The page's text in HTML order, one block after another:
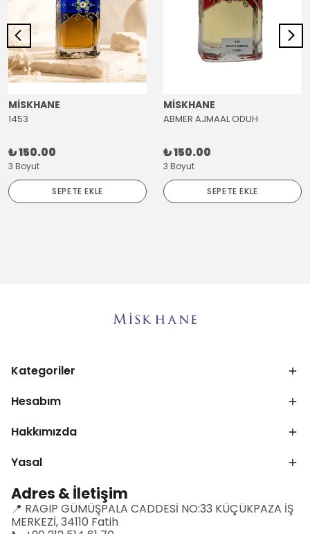
MİSKHANE
1453
₺ 150.00
3 Boyut
SEPETE EKLE
MİSKHANE
ABMER AJMAAL ODUH
₺ 150.00
3 Boyut
SEPETE EKLE
Kategoriler
Hesabım
Hakkımızda
Yasal
Adres & İletişim
📍 RAGIP GÜMÜŞPALA CADDESİ NO:33 KÜÇÜKPAZA İŞ
MERKEZİ, 34110 Fatih